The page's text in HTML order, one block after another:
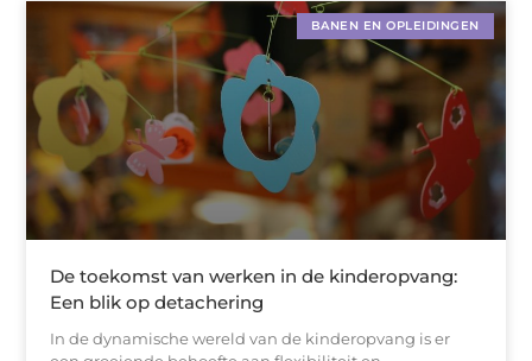
BANEN EN OPLEIDINGEN
De toekomst van werken in de kinderopvang:
Een blik op detachering
In de dynamische wereld van de kinderopvang is er